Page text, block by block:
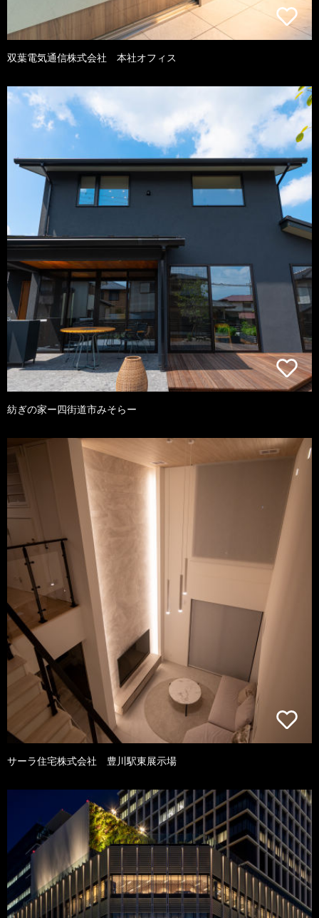
双葉電気通信株式会社 本社オフィス
紡ぎの家ー四街道市みそらー
サーラ住宅株式会社 豊川駅東展示場